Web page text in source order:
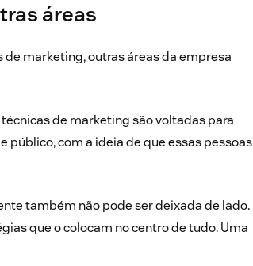
áreas
marketing, outras áreas da empresa
de marketing são voltadas para
público, com a ideia de que essas pessoas
também não pode ser deixada de lado.
que o colocam no centro de tudo. Uma